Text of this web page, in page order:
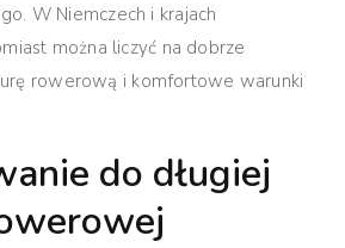
W Niemczech i krajach
można liczyć na dobrze
rowerową i komfortowe warunki
do długiej